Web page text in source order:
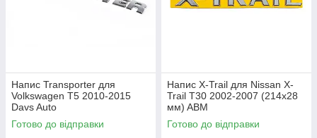
Напис Transporter для
Volkswagen T5 2010-2015
Davs Auto
Готово до відправки
Напис X-Trail для Nissan X-
Trail T30 2002-2007 (214х28
мм) ABM
Готово до відправки